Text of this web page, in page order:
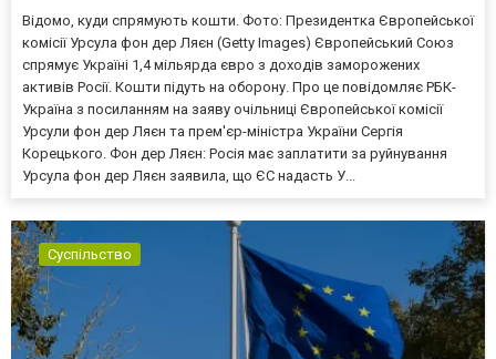
Відомо, куди спрямують кошти. Фото: Президентка Європейської
комісії Урсула фон дер Ляєн (Getty Images) Європейський Союз
спрямує Україні 1,4 мільярда євро з доходів заморожених
активів Росії. Кошти підуть на оборону. Про це повідомляє РБК-
Україна з посиланням на заяву очільниці Європейської комісії
Урсули фон дер Ляєн та прем'єр-міністра України Сергія
Корецького. Фон дер Ляєн: Росія має заплатити за руйнування
Урсула фон дер Ляєн заявила, що ЄС надасть У...
Суспільство